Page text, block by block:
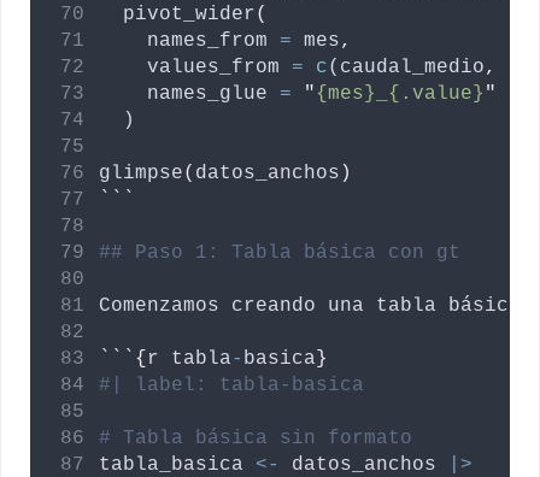
  pivot_wider
(
names_from
= mes,
values_from
= c( caudal_medio,
names_glue
= "{mes}_{.value} "
  )
glimpse( datos_anchos )
```
## Paso 1: Tabla básica con gt
Comenzamos creando una tabla básica
``` { r tabla- basica }
#| label: tabla-basica
# Tabla básica sin formato
tabla_basica
<- datos_anchos
|>